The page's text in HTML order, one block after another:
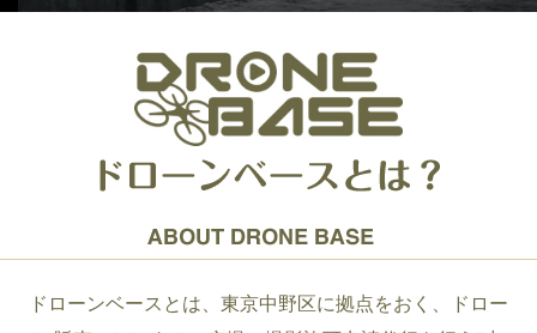
ドローンベースとは、東京中野区に拠点をおく、ドロー